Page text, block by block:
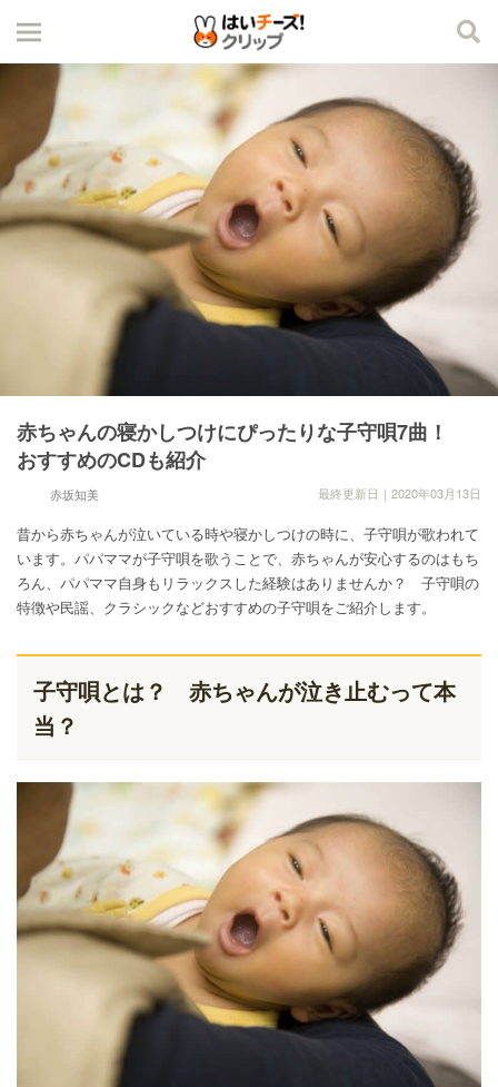
赤ちゃんの寝かしつけにぴったりな子守唄7曲！
おすすめのCDも紹介
赤坂知美 最終更新日｜2020年03月13日
昔から赤ちゃんが泣いている時や寝かしつけの時に、子守唄が歌われて
います。パパママが子守唄を歌うことで、赤ちゃんが安心するのはもち
ろん、パパママ自身もリラックスした経験はありませんか？ 子守唄の
特徴や民謡、クラシックなどおすすめの子守唄をご紹介します。
子守唄とは？ 赤ちゃんが泣き止むって本
当？